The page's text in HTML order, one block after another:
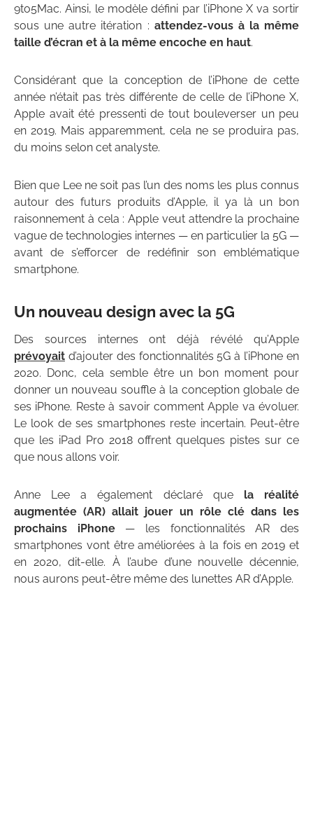
9to5Mac. Ainsi, le modèle défini par l’iPhone X va sortir
sous une autre itération : attendez-vous à la même
taille d’écran et à la même encoche en haut.
Considérant que la conception de l’iPhone de cette
année n’était pas très différente de celle de l’iPhone X,
Apple avait été pressenti de tout bouleverser un peu
en 2019. Mais apparemment, cela ne se produira pas,
du moins selon cet analyste.
Bien que Lee ne soit pas l’un des noms les plus connus
autour des futurs produits d’Apple, il ya là un bon
raisonnement à cela : Apple veut attendre la prochaine
vague de technologies internes — en particulier la 5G —
avant de s’efforcer de redéfinir son emblématique
smartphone.
Un nouveau design avec la 5G
Des sources internes ont déjà révélé qu’Apple
prévoyait d’ajouter des fonctionnalités 5G à l’iPhone en
2020. Donc, cela semble être un bon moment pour
donner un nouveau souffle à la conception globale de
ses iPhone. Reste à savoir comment Apple va évoluer.
Le look de ses smartphones reste incertain. Peut-être
que les iPad Pro 2018 offrent quelques pistes sur ce
que nous allons voir.
Anne Lee a également déclaré que la réalité
augmentée (AR) allait jouer un rôle clé dans les
prochains iPhone— les fonctionnalités AR des
smartphones vont être améliorées à la fois en 2019 et
en 2020, dit-elle. À l’aube d’une nouvelle décennie,
nous aurons peut-être même des lunettes AR d’Apple.